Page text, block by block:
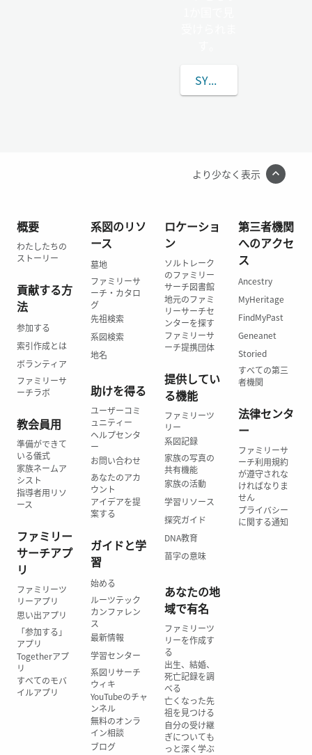
SYNNERBERGの姓に
より少なく表示
概要
わたしたちの
ストーリー
貢献する方
法
参加する
索引作成とは
ボランティア
ファミリーサ
ーチラボ
教会員用
準備ができて
いる儀式
家族ネームア
シスト
指導者用リソ
ース
ファミリー
サーチアプ
リ
ファミリーツ
リーアプリ
思い出アプリ
「参加する」
アプリ
Togetherアプ
リ
すべてのモバ
イルアプリ
系図のリソ
ース
墓地
ファミリーサ
ーチ・カタロ
グ
先祖検索
系図検索
地名
助けを得る
ユーザーコミ
ュニティー
ヘルプセンタ
ー
お問い合わせ
あなたのアカ
ウント
アイデアを提
案する
ガイドと学
習
始める
ルーツテック
カンファレン
ス
最新情報
学習センター
系図リサーチ
ウィキ
YouTubeのチャ
ンネル
無料のオンラ
イン相談
ブログ
ロケーショ
ン
ソルトレーク
のファミリー
サーチ図書館
地元のファミ
リーサーチセ
ンターを探す
ファミリーサ
ーチ提携団体
提供してい
る機能
ファミリーツ
リー
系図記録
家族の写真の
共有機能
家族の活動
学習リソース
探究ガイド
DNA教育
苗字の意味
あなたの地
域で有名
ファミリーツ
リーを作成す
る
出生、結婚、
死亡記録を調
べる
亡くなった先
祖を見つける
自分の受け継
ぎについても
っと深く学ぶ
第三者機関
へのアクセ
ス
Ancestry
MyHeritage
FindMyPast
Geneanet
Storied
すべての第三
者機関
法律センタ
ー
ファミリーサ
ーチ利用規約
が遵守されな
ければなりま
せん
プライバシー
に関する通知